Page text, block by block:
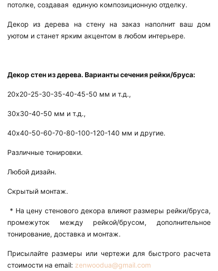
потолке, создавая единую композиционную отделку.
Декор из дерева на стену на заказ наполнит ваш дом
уютом и станет ярким акцентом в любом интерьере.
Декор стен из дерева. Варианты сечения рейки/бруса:
20х20-25-30-35-40-45-50 мм и т.д.,
30х30-40-50 мм и т.д.,
40х40-50-60-70-80-100-120-140 мм и другие.
Различные тонировки.
Любой дизайн.
Скрытый монтаж.
* На цену стенового декора влияют размеры рейки/бруса,
промежуток между рейкой/брусом, дополнительное
тонирование, доставка и монтаж.
Присылайте размеры или чертежи для быстрого расчета
стоимости на email: zenwoodua@gmail.com